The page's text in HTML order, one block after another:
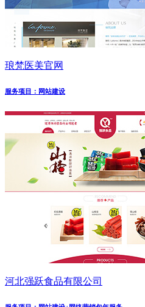
琅梵医美官网
服务项目：网站建设
河北强跃食品有限公司